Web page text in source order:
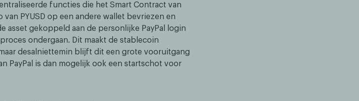
functies die het Smart Contract van
van PYUSD op een andere wallet bevriezen en
asset gekoppeld aan de personlijke PayPal login
ondergaan. Dit maakt de stablecoin
desalniettemin blijft dit een grote vooruitgang
PayPal is dan mogelijk ook een startschot voor